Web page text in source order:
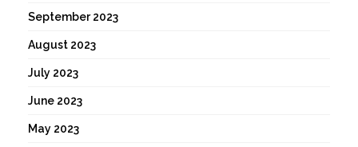
September 2023
August 2023
July 2023
June 2023
May 2023